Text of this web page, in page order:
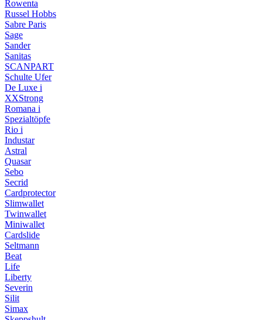
Rowenta
Russel Hobbs
Sabre Paris
Sage
Sander
Sanitas
SCANPART
Schulte Ufer
De Luxe i
XXStrong
Romana i
Spezialtöpfe
Rio i
Industar
Astral
Quasar
Sebo
Secrid
Cardprotector
Slimwallet
Twinwallet
Miniwallet
Cardslide
Seltmann
Beat
Life
Liberty
Severin
Silit
Simax